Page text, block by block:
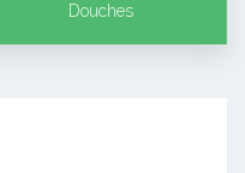
Douches